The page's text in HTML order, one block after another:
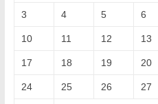
3 4 5 6
10 11 12 13
17 18 19 20
24 25 26 27